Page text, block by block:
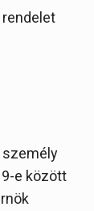
rendelet
személy
e között